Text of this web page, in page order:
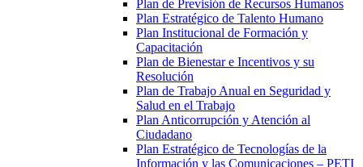
Plan de Previsión de Recursos Humanos
Plan Estratégico de Talento Humano
Plan Institucional de Formación y
Capacitación
Plan de Bienestar e Incentivos y su
Resolución
Plan de Trabajo Anual en Seguridad y
Salud en el Trabajo
Plan Anticorrupción y Atención al
Ciudadano
Plan Estratégico de Tecnologías de la
Información y las Comunicaciones – PETI